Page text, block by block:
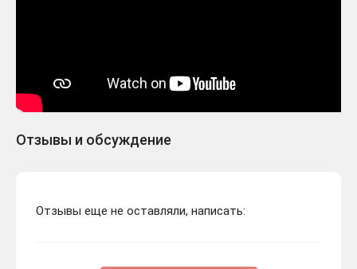
Отзывы и обсуждение
Отзывы еще не оставляли, написать: